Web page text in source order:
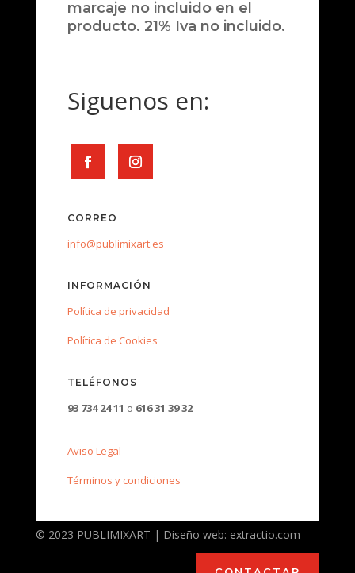
marcaje no incluido en el
producto. 21% Iva no incluido.
Siguenos en:
CORREO
info@publimixart.es
INFORMACIÓN
Política de privacidad
Política de Cookies
TELÉFONOS
93 734 24 11 o 616 31 39 32
Aviso Legal
Términos y condiciones
© 2023 PUBLIMIXART | Diseño web: extractio.com